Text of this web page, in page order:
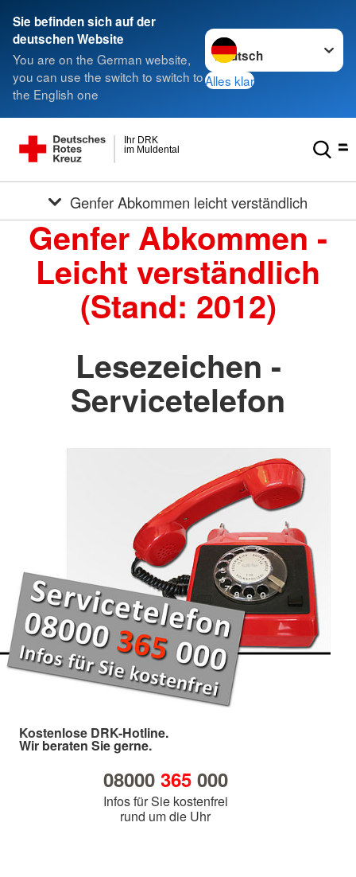
Sie befinden sich auf der
deutschen Website
You are on the German website,
you can use the switch to switch to
the English one
Sprache wechseln zu
Alles klar
im Muldental
Ihr DRK
Genfer Abkommen leicht verständlich
Genfer Abkommen -
Leicht verständlich
(Stand: 2012)
Lesezeichen -
Servicetelefon
Kostenlose DRK-Hotline.
Wir beraten Sie gerne.
08000 365000
Infos für Sie kostenfrei
rund um die Uhr